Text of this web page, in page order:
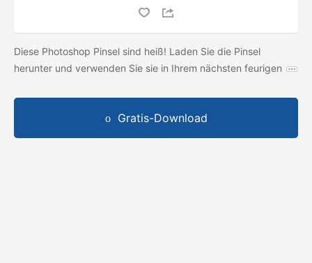
Diese Photoshop Pinsel sind heiß! Laden Sie die Pinsel
herunter und verwenden Sie sie in Ihrem nächsten feurigen
Gratis-Download